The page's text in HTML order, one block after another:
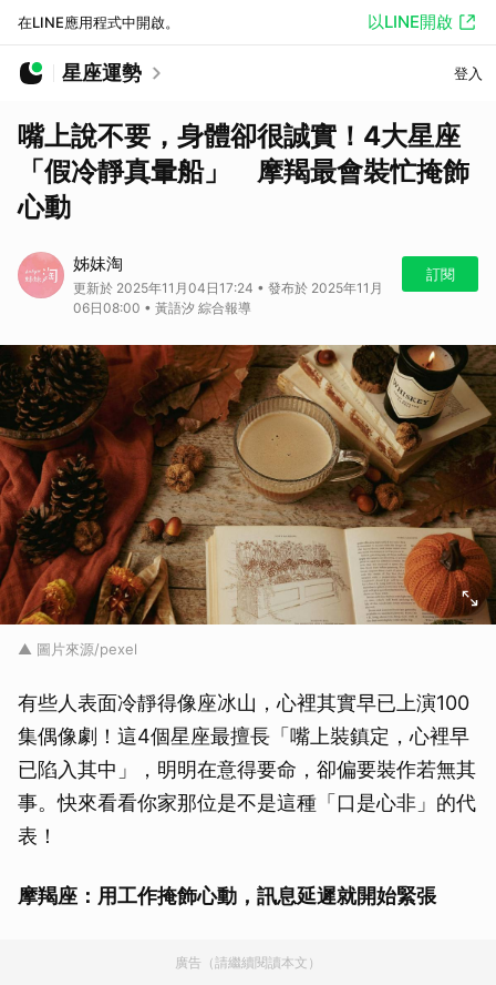
在LINE應用程式中開啟。 以LINE開啟
星座運勢 登入
嘴上說不要，身體卻很誠實！4大星座
「假冷靜真暈船」 摩羯最會裝忙掩飾
心動
姊妹淘
更新於 2025年11月04日17:24 • 發布於 2025年11月
06日08:00 • 黃語汐 綜合報導
訂閱
▲ 圖片來源/pexel
有些人表面冷靜得像座冰山，心裡其實早已上演100
集偶像劇！這4個星座最擅長「嘴上裝鎮定，心裡早
已陷入其中」，明明在意得要命，卻偏要裝作若無其
事。快來看看你家那位是不是這種「口是心非」的代
表！
摩羯座：用工作掩飾心動，訊息延遲就開始緊張
廣告（請繼續閱讀本文）